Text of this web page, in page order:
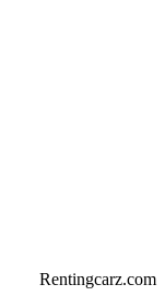
Rentingcarz.com